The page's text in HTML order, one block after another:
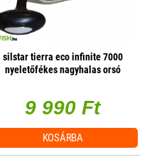
silstar tierra eco infinite 7000
nyeletőfékes nagyhalas orsó
9 990 Ft
KOSÁRBA